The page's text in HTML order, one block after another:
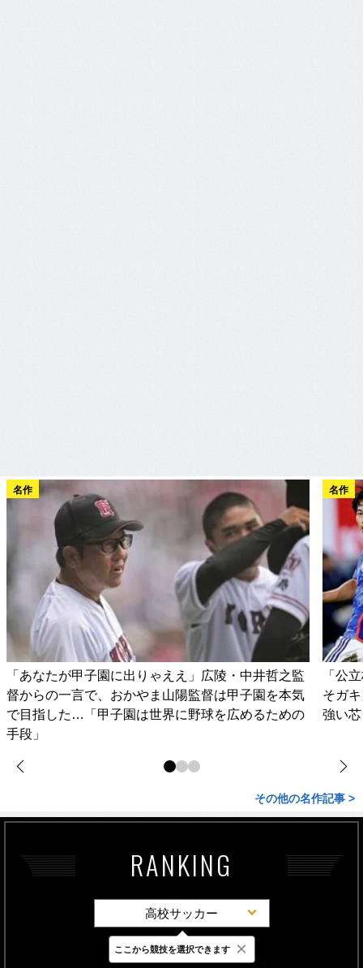
名作
「あなたが甲子園に出りゃええ」広陵・中井哲之監
督からの一言で、おかやま山陽監督は甲子園を本気
で目指した…「甲子園は世界に野球を広めるための
手段」
名作
「公
そガ
強い
その他の名作記事 >
RANKING
高校サッカー
最新 24時間 週間
ここから競技を選択できます ×